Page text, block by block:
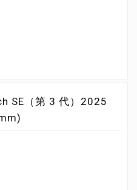
SE（第 3 代）2025